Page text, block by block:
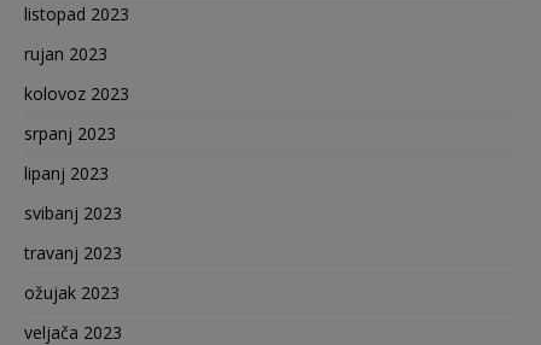
listopad 2023
rujan 2023
kolovoz 2023
srpanj 2023
lipanj 2023
svibanj 2023
travanj 2023
ožujak 2023
veljača 2023